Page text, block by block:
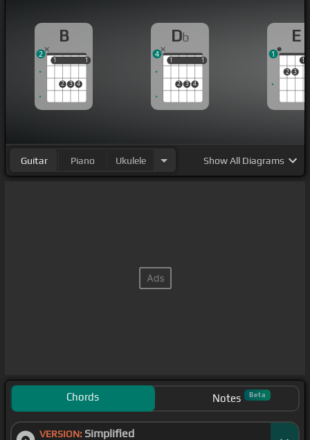
fin son las fiestas al fin
[B] [E]
[Gb]
B
1
2 3 4
1
1 1
2
Db
1
2 3 4
1
1 1
4
E
2 3
1
1
Guitar Piano Ukulele ShowAll Diagrams
Chords Notes Beta
VERSION: Simplified